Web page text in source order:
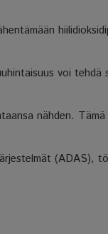
voi
nähden.
(ADAS),